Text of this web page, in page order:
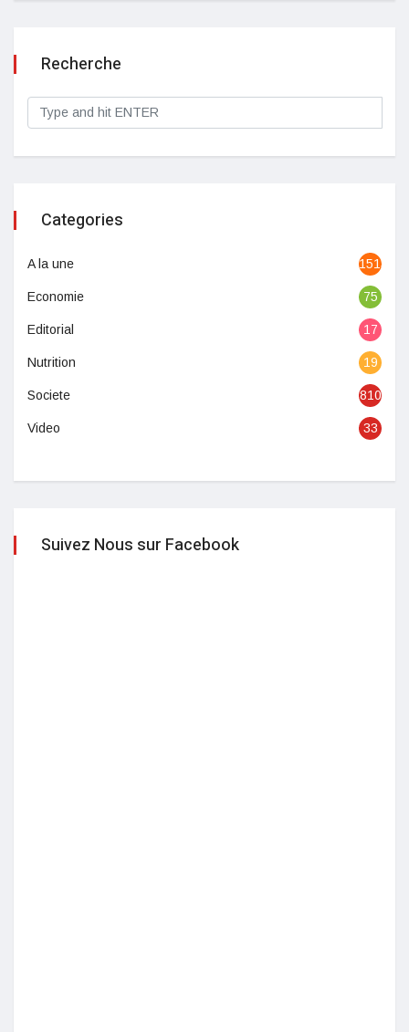
Recherche
Categories
A la une 1513
Economie 75
Editorial 17
Nutrition 19
Societe 810
Video 33
Suivez Nous sur Facebook